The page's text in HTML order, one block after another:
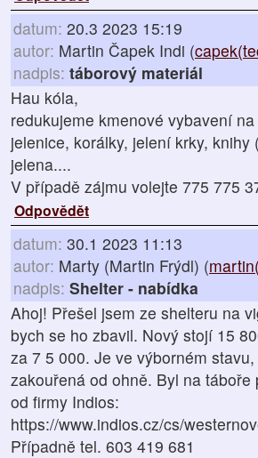
datum: 20.3 2023 15:19
autor: Martin Čapek Indi (
nadpis: táborový materiál
Hau kóla,
redukujeme kmenové vybavení
jelenice, korálky, jelení krky,
jelena....
V případě zájmu volejte 775 775
Odpovědět
datum: 30.1 2023 11:13
autor: Marty (Martin Frýdl) (
nadpis: Shelter - nabídka
Ahoj! Přešel jsem ze shelteru na
bych se ho zbavil. Nový stojí 15
za 7 5 000. Je ve výborném
zakouřená od ohně. Byl na
od firmy Indios:
https://www.indios.cz/cs/
Případně tel. 603 419 681